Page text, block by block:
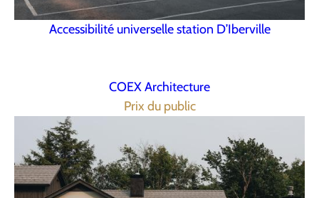
Accessibilité universelle station D’Iberville
COEX Architecture
Prix du public